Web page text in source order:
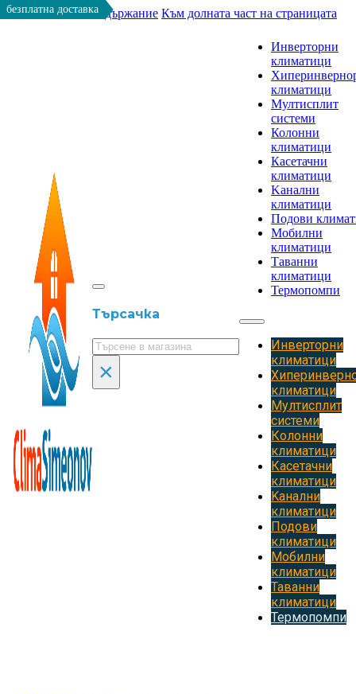
Към основното съдържание Към долната част на страницата
Търсачка
Търсене
×
Инверторни
климатици
климатици
Мултисплит
системи
Колонни
климатици
Касетачни
климатици
Kанални
климатици
Подови
Мобилни
климатици
Таванни
климатици
Термопомпи
Инверторни
климатици
климатици
Мултисплит
системи
Колонни
климатици
Касетачни
климатици
Kанални
климатици
Подови
климатици
Мобилни
климатици
Таванни
климатици
Термопомпи
безплатна доставка